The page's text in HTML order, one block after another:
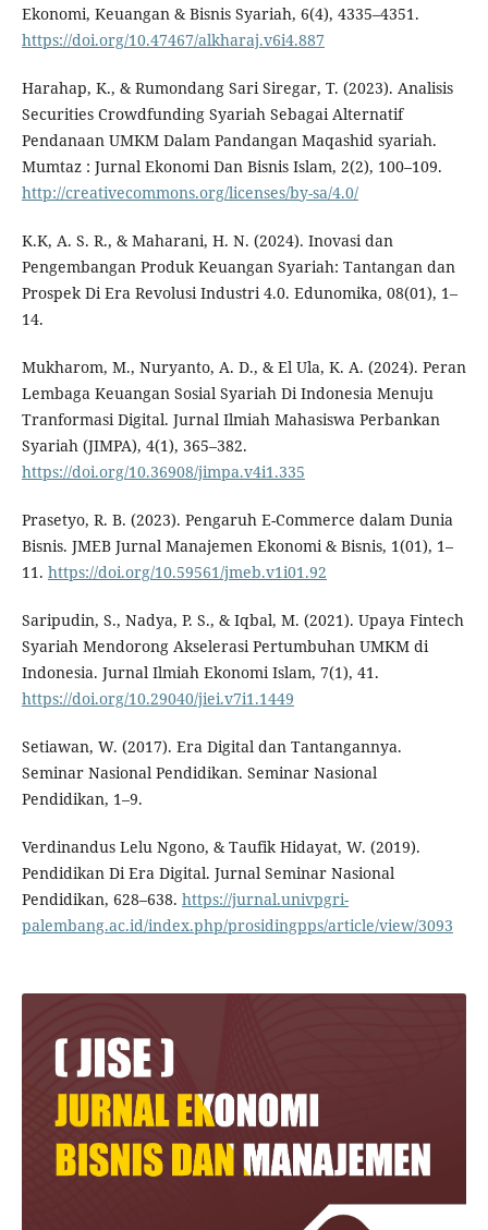
Ekonomi, Keuangan & Bisnis Syariah, 6(4), 4335–4351.
https://doi.org/10.47467/alkharaj.v6i4.887
Harahap, K., & Rumondang Sari Siregar, T. (2023). Analisis
Securities Crowdfunding Syariah Sebagai Alternatif
Pendanaan UMKM Dalam Pandangan Maqashid syariah.
Mumtaz : Jurnal Ekonomi Dan Bisnis Islam, 2(2), 100–109.
http://creativecommons.org/licenses/by-sa/4.0/
K.K, A. S. R., & Maharani, H. N. (2024). Inovasi dan
Pengembangan Produk Keuangan Syariah: Tantangan dan
Prospek Di Era Revolusi Industri 4.0. Edunomika, 08(01), 1–
14.
Mukharom, M., Nuryanto, A. D., & El Ula, K. A. (2024). Peran
Lembaga Keuangan Sosial Syariah Di Indonesia Menuju
Tranformasi Digital. Jurnal Ilmiah Mahasiswa Perbankan
Syariah (JIMPA), 4(1), 365–382.
https://doi.org/10.36908/jimpa.v4i1.335
Prasetyo, R. B. (2023). Pengaruh E-Commerce dalam Dunia
Bisnis. JMEB Jurnal Manajemen Ekonomi & Bisnis, 1(01), 1–
11. https://doi.org/10.59561/jmeb.v1i01.92
Saripudin, S., Nadya, P. S., & Iqbal, M. (2021). Upaya Fintech
Syariah Mendorong Akselerasi Pertumbuhan UMKM di
Indonesia. Jurnal Ilmiah Ekonomi Islam, 7(1), 41.
https://doi.org/10.29040/jiei.v7i1.1449
Setiawan, W. (2017). Era Digital dan Tantangannya.
Seminar Nasional Pendidikan. Seminar Nasional
Pendidikan, 1–9.
Verdinandus Lelu Ngono, & Taufik Hidayat, W. (2019).
Pendidikan Di Era Digital. Jurnal Seminar Nasional
Pendidikan, 628–638. https://jurnal.univpgri-
palembang.ac.id/index.php/prosidingpps/article/view/3093